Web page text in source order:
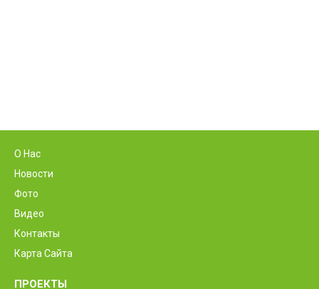
О Нас
Новости
Фото
Видео
Контакты
Карта Сайта
ПРОЕКТЫ